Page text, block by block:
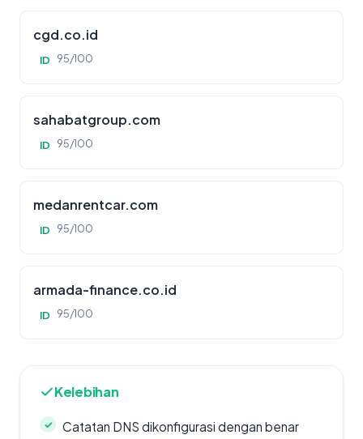
cgd.co.id
ID 95/100
sahabatgroup.com
ID 95/100
medanrentcar.com
ID 95/100
armada-finance.co.id
ID 95/100
Kelebihan
Catatan DNS dikonfigurasi dengan benar